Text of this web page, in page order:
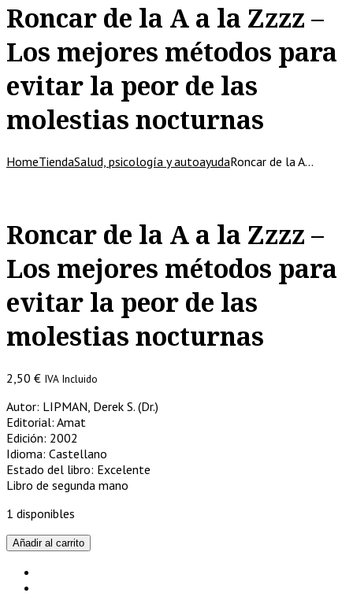
Roncar de la A a la Zzzz –
Los mejores métodos para
evitar la peor de las
molestias nocturnas
HomeTiendaSalud, psicología y autoayudaRoncar de la A…
Roncar de la A a la Zzzz –
Los mejores métodos para
evitar la peor de las
molestias nocturnas
2,50 € IVA Incluido
Autor: LIPMAN, Derek S. (Dr.)
Editorial: Amat
Edición: 2002
Idioma: Castellano
Estado del libro: Excelente
Libro de segunda mano
1 disponibles
Roncar
de
Añadir al carrito